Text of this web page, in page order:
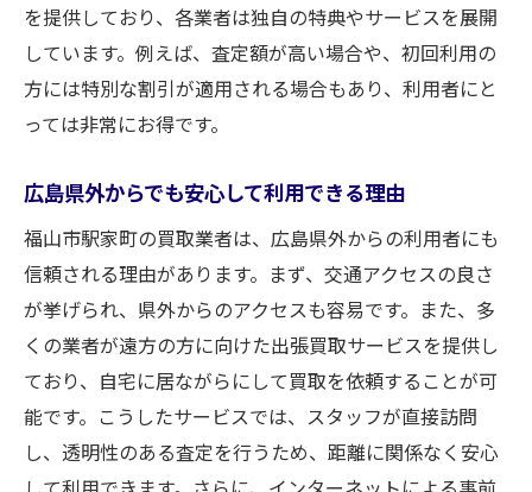
を提供しており、各業者は独自の特典やサービスを展開
しています。例えば、査定額が高い場合や、初回利用の
方には特別な割引が適用される場合もあり、利用者にと
っては非常にお得です。
広島県外からでも安心して利用できる理由
福山市駅家町の買取業者は、広島県外からの利用者にも
信頼される理由があります。まず、交通アクセスの良さ
が挙げられ、県外からのアクセスも容易です。また、多
くの業者が遠方の方に向けた出張買取サービスを提供し
ており、自宅に居ながらにして買取を依頼することが可
能です。こうしたサービスでは、スタッフが直接訪問
し、透明性のある査定を行うため、距離に関係なく安心